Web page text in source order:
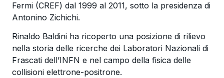
Fermi (CREF) dal 1999 al 2011, sotto la presidenza di
Antonino Zichichi.
Rinaldo Baldini ha ricoperto una posizione di rilievo
nella storia delle ricerche dei Laboratori Nazionali di
Frascati dell’INFN e nel campo della fisica delle
collisioni elettrone-positrone.